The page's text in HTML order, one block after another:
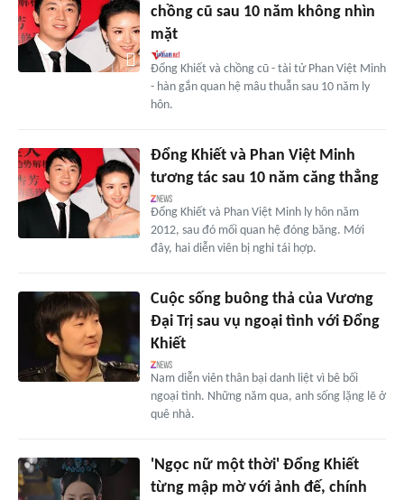
chồng cũ sau 10 năm không nhìn
mặt
Đổng Khiết và chồng cũ - tài tử Phan Việt Minh
- hàn gắn quan hệ mâu thuẫn sau 10 năm ly
hôn.
Đổng Khiết và Phan Việt Minh
tương tác sau 10 năm căng thẳng
Đổng Khiết và Phan Việt Minh ly hôn năm
2012, sau đó mối quan hệ đóng băng. Mới
đây, hai diễn viên bị nghi tái hợp.
Cuộc sống buông thả của Vương
Đại Trị sau vụ ngoại tình với Đổng
Khiết
Nam diễn viên thân bại danh liệt vì bê bối
ngoại tình. Những năm qua, anh sống lặng lẽ ở
quê nhà.
'Ngọc nữ một thời' Đổng Khiết
từng mập mờ với ảnh đế, chính